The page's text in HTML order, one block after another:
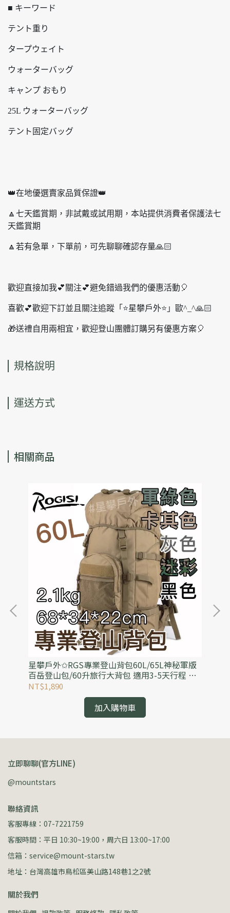
■ キーワード
テント重り
タープウェイト
ウォーターバッグ
キャンプ おもり
25L ウォーターバッグ
テント固定バッグ
👑在地優選賣家品質保證👑
🔼七天鑑賞期，非試戴或試用期，本站提供消費者保護法七
天鑑賞期
🔼若有急單，下單前，可先聊聊確認存量🙏🏻
歡迎直接加我💕關注💕避免錯過我們的優惠活動🎈
喜歡💕歡迎下訂並且關注追蹤「⭐️星攀戶外⭐️」歐^_^🙏🏻
🎁送禮自用兩相宜，歡迎登山團體訂購另有優惠方案🎈
規格說明
運送方式
相關商品
星攀戶外✩RGS專業登山背包60L/65L神秘軍版
百岳登山包/60升旅行大背包 適用3-5天行程 野
外探險內建防雨罩
NT$1,890
加入購物車
立即聊聊(官方LINE)
@mountstars
聯絡資訊
客服專線：07-7221759
客服時間：平日 10:30~19:00，周六日 13:00~17:00
信箱：service@mount-stars.tw
地址：台灣高雄市鳥松區美山路148巷1之2號
關於我們